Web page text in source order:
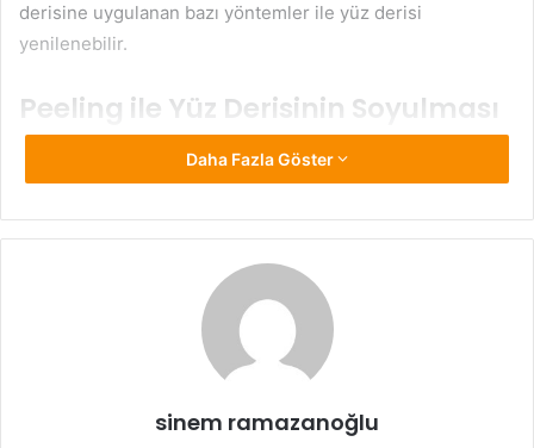
derisine uygulanan bazı yöntemler ile yüz derisi
yenilenebilir.
Peeling ile Yüz Derisinin Soyulması
Yüz derisini soymakiçin peeling ürünleri bulunmakta.
Cilde düzenli aralıklarla uygulanan peelingler deriyi
soyarak yenilenmesini sağlıyor. En kolay ve acısız yöntem
gidermiyor. Yalnızca akne, sivilce, siyah nokta izleri gibi
daha yüzeysel sorunlara çözüm oluyor.
Lazer İle Yüz Derisinin Soyulması
Lazer ışınları kullanarak cilt soymaişlemiyle yüz derisine
Daha Fazla Göster
sinem ramazanoğlu